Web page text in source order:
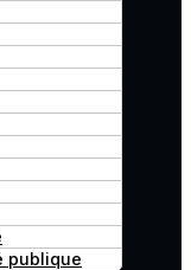
publique